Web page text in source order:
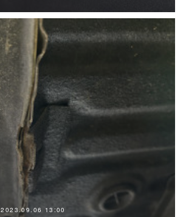
2023.09.06 13:00